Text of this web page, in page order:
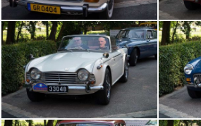
DSC06432 DSC06433